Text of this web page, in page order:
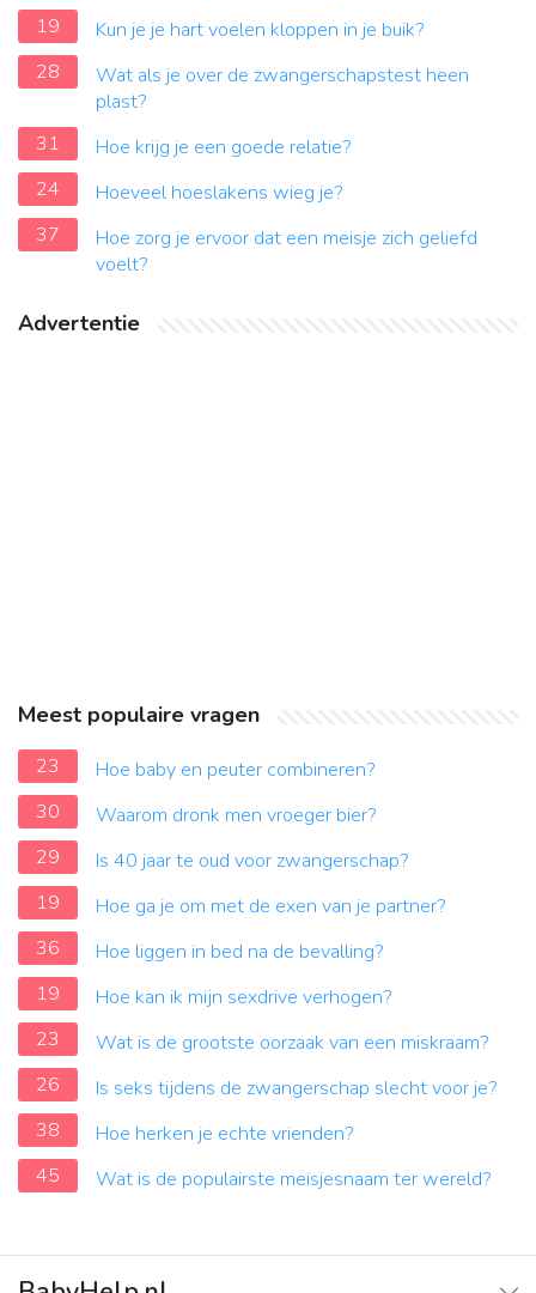
19
Kun je je hart voelen kloppen in je buik?
28
Wat als je over de zwangerschapstest heen
plast?
31
Hoe krijg je een goede relatie?
24
Hoeveel hoeslakens wieg je?
37
Hoe zorg je ervoor dat een meisje zich geliefd
voelt?
Advertentie
Meest populaire vragen
23
Hoe baby en peuter combineren?
30
Waarom dronk men vroeger bier?
29
Is 40 jaar te oud voor zwangerschap?
19
Hoe ga je om met de exen van je partner?
36
Hoe liggen in bed na de bevalling?
19
Hoe kan ik mijn sexdrive verhogen?
23
Wat is de grootste oorzaak van een miskraam?
26
Is seks tijdens de zwangerschap slecht voor je?
38
Hoe herken je echte vrienden?
45
Wat is de populairste meisjesnaam ter wereld?